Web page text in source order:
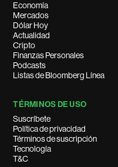
Economía
Mercados
Dólar Hoy
Actualidad
Cripto
Finanzas Personales
Podcasts
Listas de Bloomberg Línea
TÉRMINOS DE USO
Suscríbete
Política de privacidad
Términos de suscripción
Tecnología
T&C